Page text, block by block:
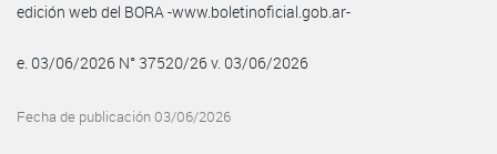
edición web del BORA -www.boletinoficial.gob.ar-
e. 03/06/2026 N° 37520/26 v. 03/06/2026
Fecha de publicación 03/06/2026